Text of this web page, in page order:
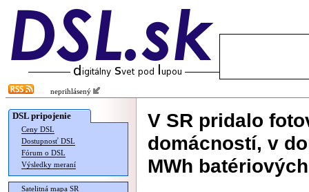
neprihlásený
DSL pripojenie
Ceny DSL
Dostupnosť DSL
Fórum o DSL
Výsledky meraní
Satelitná mapa SR
V SR pridalo
domácností, v
MWh